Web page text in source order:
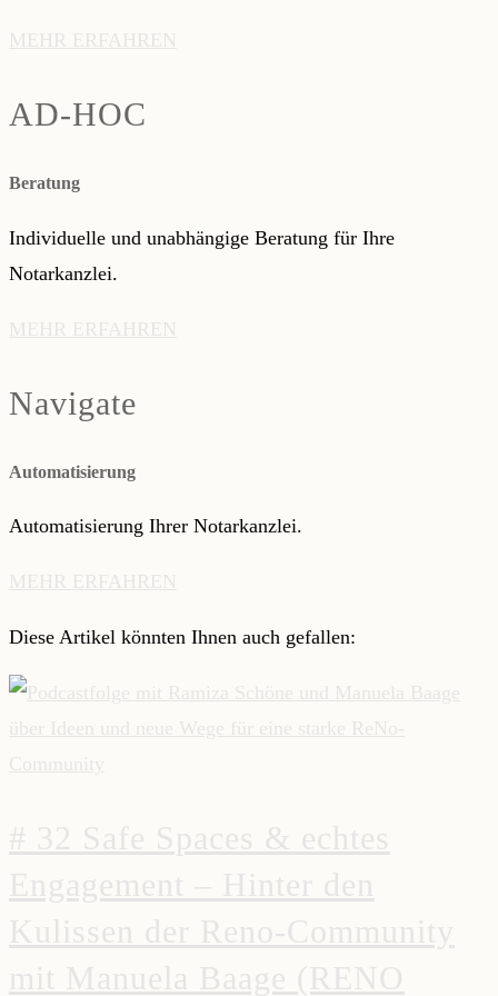
MEHR ERFAHREN
AD-HOC
Beratung
Individuelle und unabhängige Beratung für Ihre
Notarkanzlei.
MEHR ERFAHREN
Navigate
Automatisierung
Automatisierung Ihrer Notarkanzlei.
MEHR ERFAHREN
Diese Artikel könnten Ihnen auch gefallen:
# 32 Safe Spaces & echtes
Engagement – Hinter den
Kulissen der Reno-Community
mit Manuela Baage (RENO